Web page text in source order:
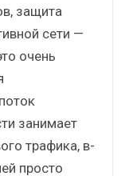
защита
сети —
очень
занимает
трафика, в-
просто